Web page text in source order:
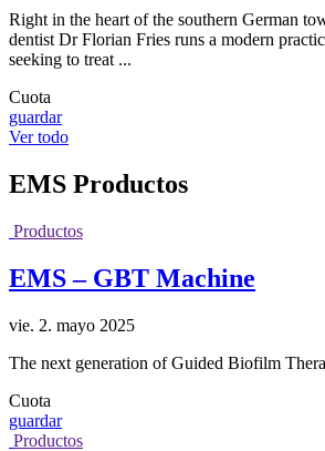
Right in the heart of the southern German
dentist Dr Florian Fries runs a modern
seeking to treat ...
Cuota
guardar
Ver todo
EMS Productos
Productos
EMS – GBT Machine
vie. 2. mayo 2025
The next generation of Guided Biofilm
Cuota
guardar
Productos